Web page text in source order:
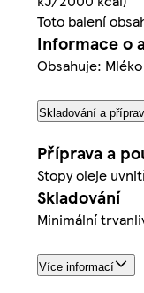
Toto balení
Informace o
Obsahuje: Mléko
Skladování a
Příprava a
Stopy oleje
Skladování
Minimální
Více informací